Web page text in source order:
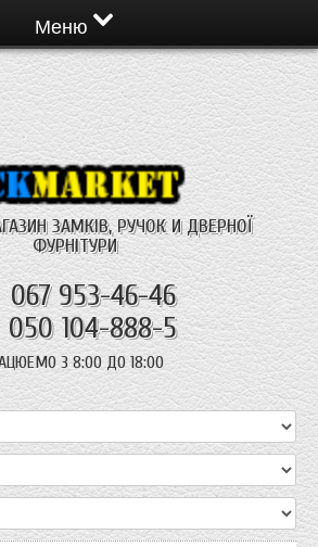
Меню
ЗАМКІВ, РУЧОК И ДВЕРНОЇ
ФУРНІТУРИ
067 953-46-46
050 104-888-5
З 8:00 ДО 18:00